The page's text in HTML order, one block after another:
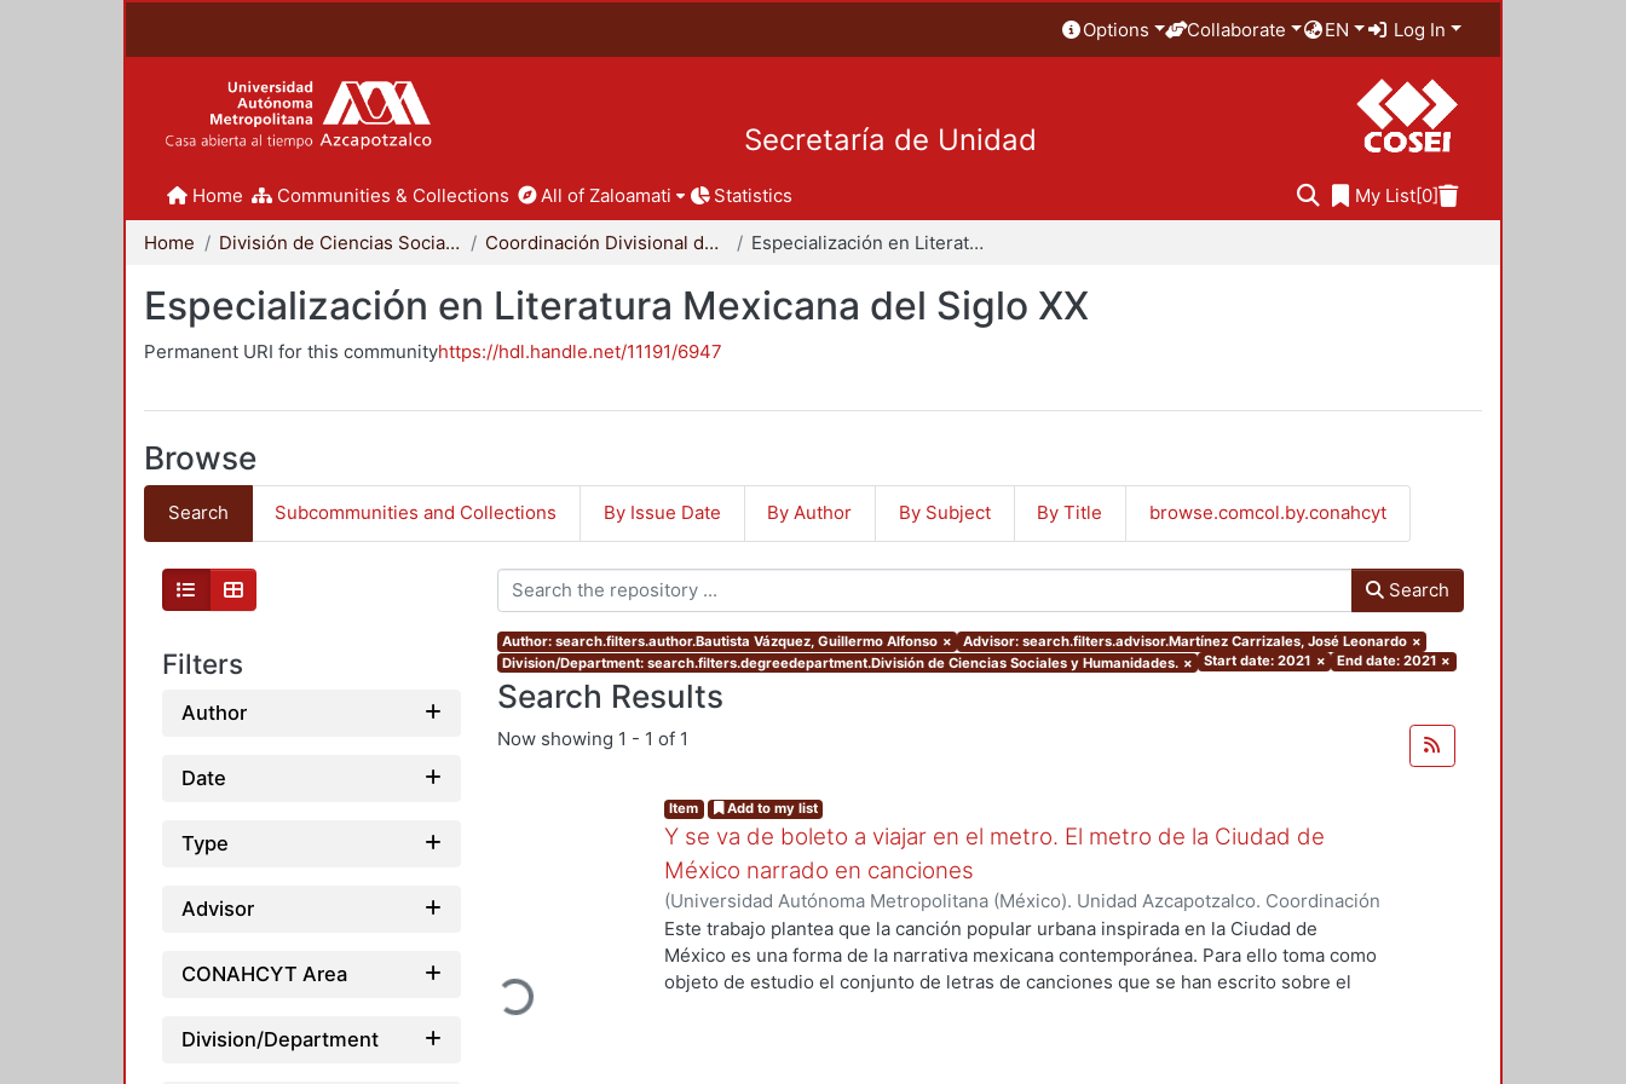
Options Collaborate EN Log In
Secretaría de Unidad
Home Communities & Collections All of Zaloamati Statistics My List[0]
Home División de Ciencias Sociales y Humanidades Coordinación Divisional de Posgrado Especialización en Literatura Mexicana del Siglo XX
Especialización en Literatura Mexicana del Siglo XX
Permanent URI for this communityhttps://hdl.handle.net/11191/6947
Browse
Search Subcommunities and Collections By Issue Date By Author By Subject By Title browse.comcol.by.conahcyt
Filters
Author
Date
Type
Advisor
CONAHCYT Area
Division/Department
Search
Author: search.filters.author.Bautista Vázquez, Guillermo Alfonso × Advisor: search.filters.advisor.Martínez Carrizales, José Leonardo ×
Division/Department: search.filters.degreedepartment.División de Ciencias Sociales y Humanidades. × Start date: 2021 × End date: 2021 ×
Search Results
Now showing 1 - 1 of 1
Loading...
Item Add to my list
Y se va de boleto a viajar en el metro. El metro de la Ciudad de
México narrado en canciones
(Universidad Autónoma Metropolitana (México). Unidad Azcapotzalco. Coordinación
de Servicios de Información.,2021-11)Bautista Vázquez, Guillermo Alfonso
Este trabajo plantea que la canción popular urbana inspirada en la Ciudad de
México es una forma de la narrativa mexicana contemporánea. Para ello toma como
objeto de estudio el conjunto de letras de canciones que se han escrito sobre el